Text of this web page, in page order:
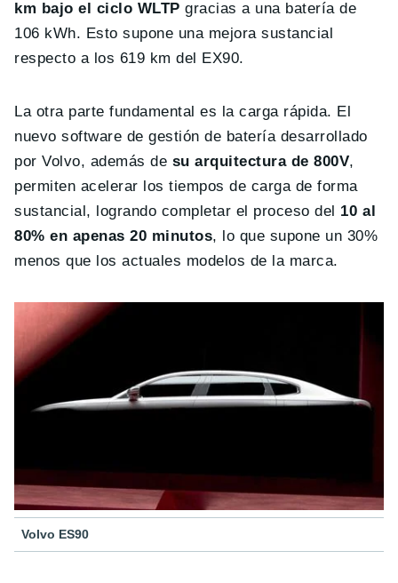
km bajo el ciclo WLTP gracias a una batería de
106 kWh. Esto supone una mejora sustancial
respecto a los 619 km del EX90.
La otra parte fundamental es la carga rápida. El
nuevo software de gestión de batería desarrollado
por Volvo, además de su arquitectura de 800V,
permiten acelerar los tiempos de carga de forma
sustancial, logrando completar el proceso del 10 al
80% en apenas 20 minutos, lo que supone un 30%
menos que los actuales modelos de la marca.
Volvo ES90